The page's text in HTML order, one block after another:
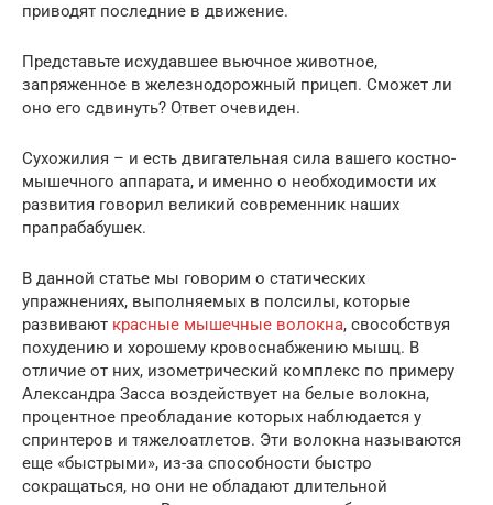
приводят последние в движение.
Представьте исхудавшее вьючное животное,
запряженное в железнодорожный прицеп. Сможет ли
оно его сдвинуть? Ответ очевиден.
Сухожилия – и есть двигательная сила вашего костно-
мышечного аппарата, и именно о необходимости их
развития говорил великий современник наших
прапрабабушек.
В данной статье мы говорим о статических
упражнениях, выполняемых в полсилы, которые
развивают красные мышечные волокна, свособствуя
похудению и хорошему кровоснабжению мышц. В
отличие от них, изометрический комплекс по примеру
Александра Засса воздействует на белые волокна,
процентное преобладание которых наблюдается у
спринтеров и тяжелоатлетов. Эти волокна называются
еще «быстрыми», из-за способности быстро
сокращаться, но они не обладают длительной